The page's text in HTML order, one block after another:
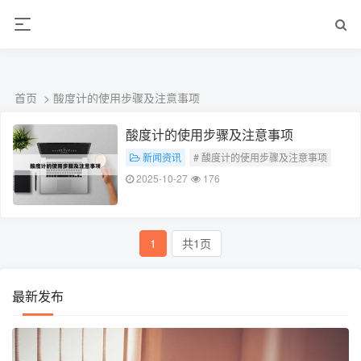
材经营部
首页 > 酸度计的使用步骤及注意事项
酸度计的使用步骤及注意事项
新闻资讯
# 酸度计的使用步骤及注意事项
2025-10-27
176
1 共1页
最新发布